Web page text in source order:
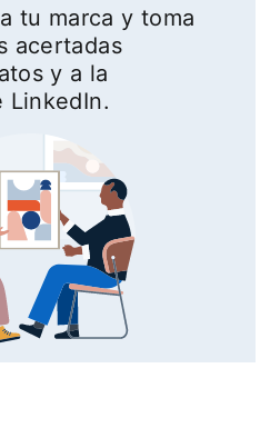
tu marca y toma
acertadas
y a la
LinkedIn.